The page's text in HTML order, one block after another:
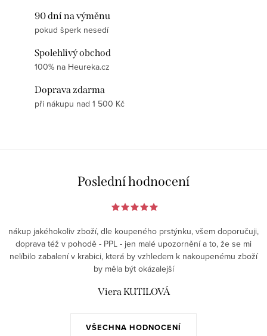
90 dní na výměnu
pokud šperk nesedí
Spolehlivý obchod
100% na Heureka.cz
Doprava zdarma
při nákupu nad 1 500 Kč
Poslední hodnocení
VŠECHNA HODNOCENÍ
nákup jakéhokoliv zboží, dle koupeného prstýnku, všem doporučuji,
doprava též v pohodě - PPL - jen malé upozornění a to, že se mi
nelíbilo zabalení v krabici, která by vzhledem k nakoupenému zboží
by měla být okázalejší
Viera KUTILOVÁ